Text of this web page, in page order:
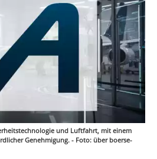
und Luftfahrt, mit einem
Genehmigung. - Foto: über boerse-